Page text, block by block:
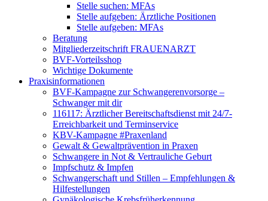
Stelle suchen: MFAs
Stelle aufgeben: Ärztliche Positionen
Stelle aufgeben: MFAs
Beratung
Mitgliederzeitschrift FRAUENARZT
BVF-Vorteilsshop
Wichtige Dokumente
Praxisinformationen
BVF-Kampagne zur Schwangerenvorsorge –
Schwanger mit dir
116117: Ärztlicher Bereitschaftsdienst mit 24/7-
Erreichbarkeit und Terminservice
KBV-Kampagne #Praxenland
Gewalt & Gewaltprävention in Praxen
Schwangere in Not & Vertrauliche Geburt
Impfschutz & Impfen
Schwangerschaft und Stillen – Empfehlungen &
Hilfestellungen